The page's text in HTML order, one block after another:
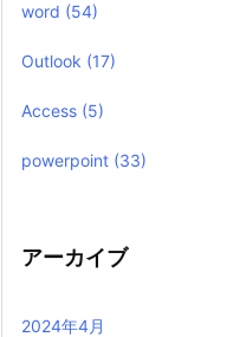
word (54)
Outlook (17)
Access (5)
powerpoint (33)
アーカイブ
2024年4月